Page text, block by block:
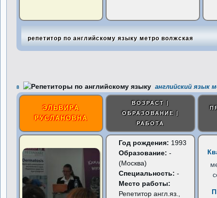
репетитор по английскому языку метро волжская
8 английский язык
ЭЛЬВИРА
РУСЛАНОВНА
ВОЗРАСТ |
ОБРАЗОВАНИЕ |
РАБОТА
Год рождения: 1993
Образование: -
(Москва)
Специальность: -
Место работы:
Репетитор англ.яз.,